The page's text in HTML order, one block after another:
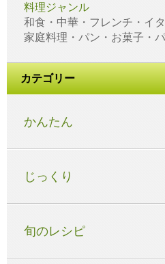
料理ジャンル
和食・中華・フレンチ・イ
家庭料理・パン・お菓子・
カテゴリー
かんたん
じっくり
旬のレシピ